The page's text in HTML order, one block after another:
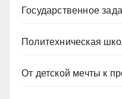
Государственное
Политехническая
От детской мечты к